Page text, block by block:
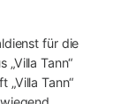
für die
Tann“
Tann“